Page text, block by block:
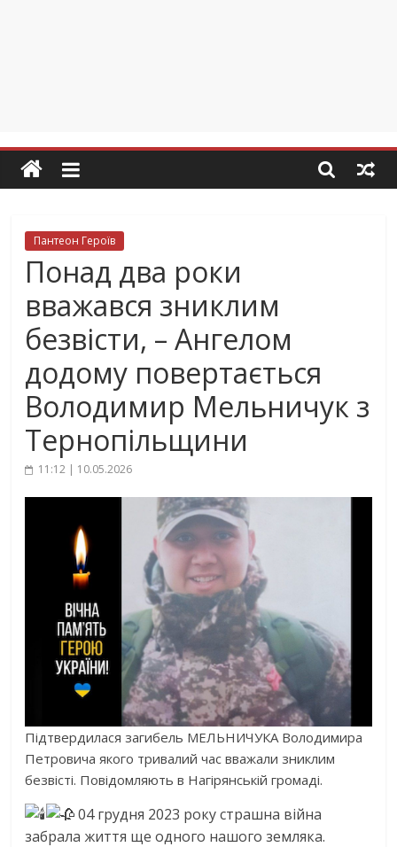
Пантеон Героїв
Понад два роки
вважався зниклим
безвісти, – Ангелом
додому повертається
Володимир Мельничук з
Тернопільщини
11:12 | 10.05.2026
Підтвердилася загибель МЕЛЬНИЧУКА Володимира
Петровича якого тривалий час вважали зниклим
безвісті. Повідомляють в Нагірянській громаді.
04 грудня 2023 року страшна війна
забрала життя ще одного нашого земляка.